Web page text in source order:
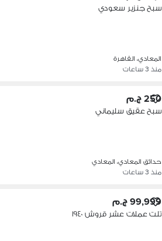
سبح جنزير سعودي
المعادي، القاهرة
منذ 3 ساعات
250 ج.م
سبح عقيق سليماني
حدائق المعادي، المعادي
منذ 3 ساعات
99,999 ج.م
تلت عملات عشر قروش ١٩٤٠